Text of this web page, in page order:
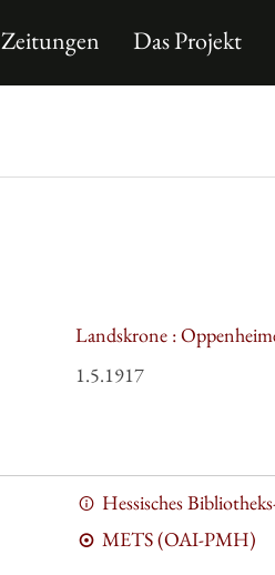
Zeitungen Das Projekt
Landskrone :
1.5.1917
Hessisches
METS (OAI-PMH)